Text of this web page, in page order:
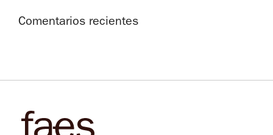
Comentarios recientes